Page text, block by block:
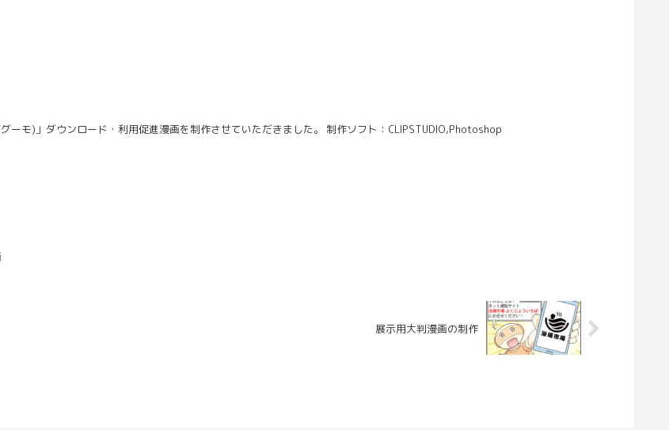
ーモ)」ダウンロード・利用促進漫画を制作させていただきました。 制作ソフト：CLIPSTUDIO,Photoshop
展示用大判漫画の制作